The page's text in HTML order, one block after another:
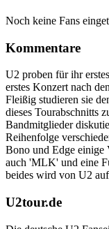
Noch keine Fans
Kommentare
U2 proben für ihr
erstes Konzert nach
Fleißig studieren sie
dieses Tourabschnitts
Bandmitglieder
Reihenfolge
Bono und Edge einige
auch 'MLK' und eine
beides wird von U2
U2tour.de